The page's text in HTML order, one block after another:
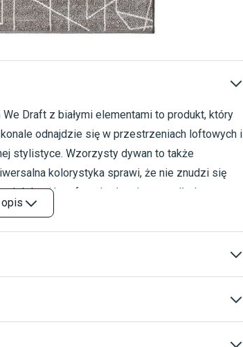
Draft z białymi elementami to produkt, który
odnajdzie się w przestrzeniach loftowych i
stylistyce. Wzorzysty dywan to także
kolorystyka sprawi, że nie znudzi się
komfort chodzenia po podłodze.
model We Draft sprawia, że będzie on
syntetyczny o właściwościach
Model dostępny jedynie w sieci sklepów
opis